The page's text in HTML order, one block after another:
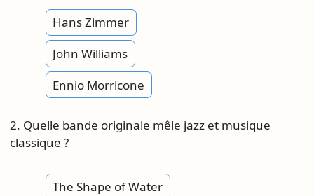
Hans Zimmer
John Williams
Ennio Morricone
2. Quelle bande originale mêle jazz et musique
classique ?
The Shape of Water